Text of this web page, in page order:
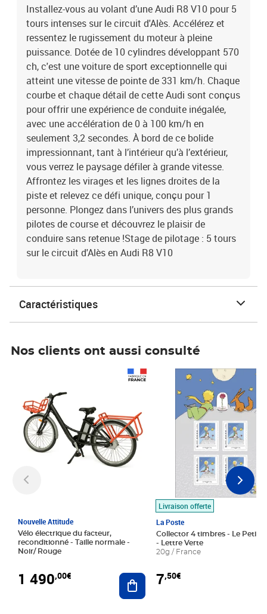
Audi R8 V10
Installez-vous au volant d’une Audi R8 V10 pour 5
tours intenses sur le circuit d'Alès. Accélérez et
ressentez le rugissement du moteur à pleine
puissance. Dotée de 10 cylindres développant 570
ch, c'est une voiture de sport exceptionnelle qui
atteint une vitesse de pointe de 331 km/h. Chaque
courbe et chaque détail de cette Audi sont conçus
pour offrir une expérience de conduite inégalée,
avec une accélération de 0 à 100 km/h en
seulement 3,2 secondes. À bord de ce bolide
impressionnant, tant à l’intérieur qu’à l’extérieur,
vous verrez le paysage défiler à grande vitesse.
Affrontez les virages et les lignes droites de la
piste et relevez ce défi unique, conçu pour 1
personne. Plongez dans l’univers des plus grands
pilotes de course et découvrez le plaisir de
conduire sans retenue !Stage de pilotage : 5 tours
sur le circuit d'Alès en Audi R8 V10
Caractéristiques
Nos clients ont aussi consulté
Nouvelle Attitude
Vélo électrique du facteur,
reconditionné - Taille normale -
Noir/ Rouge
1 490,00€ Ajouter au panier
Livraison offerte
La Poste
Collector 4 timbres - Le Petit
- Lettre Verte
20g / France
7,50€
Prix 7,50€